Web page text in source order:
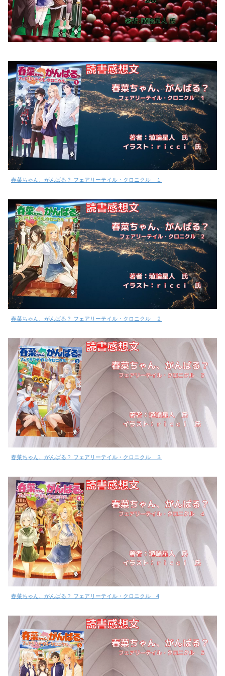
春菜ちゃん、がんばる？ フェアリーテイル・クロニクル １
春菜ちゃん、がんばる？ フェアリーテイル・クロニクル ２
春菜ちゃん、がんばる？ フェアリーテイル・クロニクル ３
春菜ちゃん、がんばる？ フェアリーテイル・クロニクル 4